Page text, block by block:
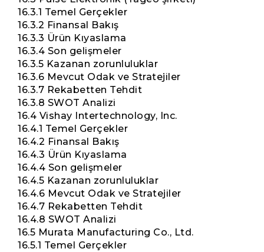
16.3.1 Temel Gerçekler
16.3.2 Finansal Bakış
16.3.3 Ürün Kıyaslama
16.3.4 Son gelişmeler
16.3.5 Kazanan zorunluluklar
16.3.6 Mevcut Odak ve Stratejiler
16.3.7 Rekabetten Tehdit
16.3.8 SWOT Analizi
16.4 Vishay Intertechnology, Inc.
16.4.1 Temel Gerçekler
16.4.2 Finansal Bakış
16.4.3 Ürün Kıyaslama
16.4.4 Son gelişmeler
16.4.5 Kazanan zorunluluklar
16.4.6 Mevcut Odak ve Stratejiler
16.4.7 Rekabetten Tehdit
16.4.8 SWOT Analizi
16.5 Murata Manufacturing Co., Ltd.
16.5.1 Temel Gerçekler